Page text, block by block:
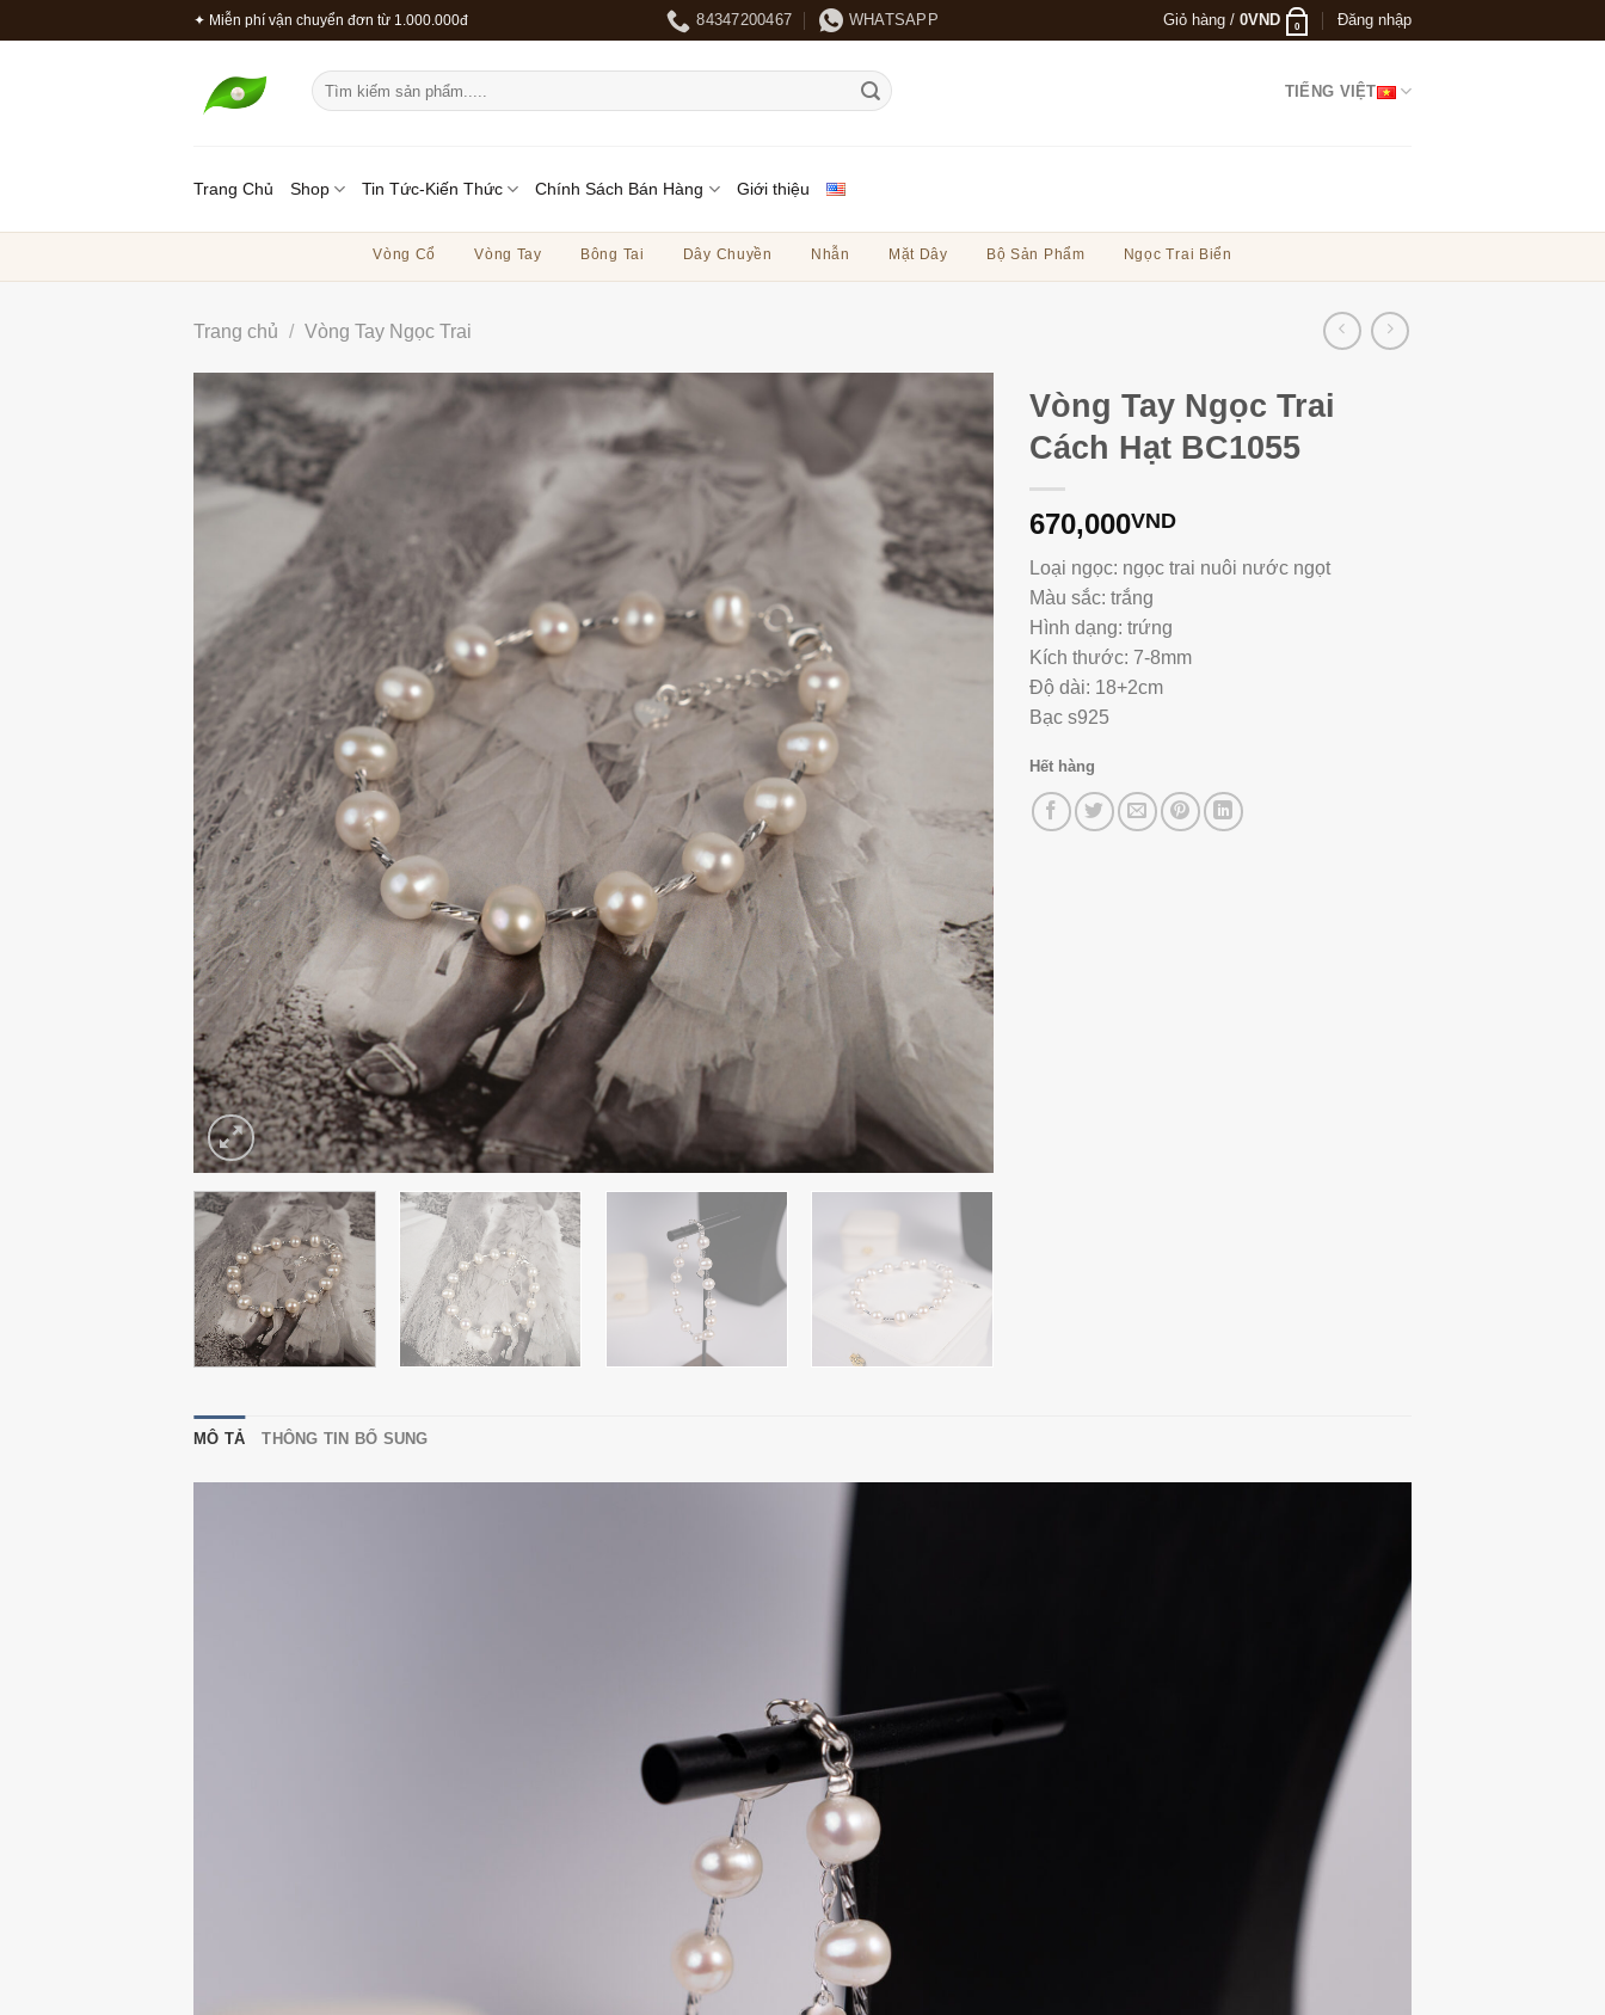
qua
✦ Miễn phí vận chuyển đơn từ 1.000.000đ 84347200467 WHATSAPP Giỏ hàng / 0VND 0 Đăng nhập
Tìm
kiếm:
TIẾNG VIỆT
Trang Chủ Shop Tin Tức-Kiến Thức Chính Sách Bán Hàng Giới thiệu
Vòng Cổ Vòng Tay Bông Tai Dây Chuyền Nhẫn Mặt Dây Bộ Sản Phẩm Ngọc Trai Biển
Trang chủ / Vòng Tay Ngọc Trai
Vòng Tay Ngọc Trai
Cách Hạt BC1055
670,000VND
Loại ngọc: ngọc trai nuôi nước ngọt
Màu sắc: trắng
Hình dạng: trứng
Kích thước: 7-8mm
Độ dài: 18+2cm
Bạc s925
Hết hàng
MÔ TẢ THÔNG TIN BỔ SUNG